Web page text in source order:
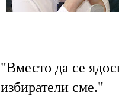
"Вместо да се
избиратели сме."